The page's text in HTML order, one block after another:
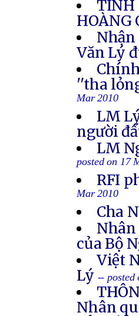
TÌNH
HOÀNG
Nhận
Văn Lý
''tha
Mar 2010
LM
người
LM
posted on 17
RFI
Mar 2010
Cha
của Bộ
Việt
Lý -- posted
Nhân